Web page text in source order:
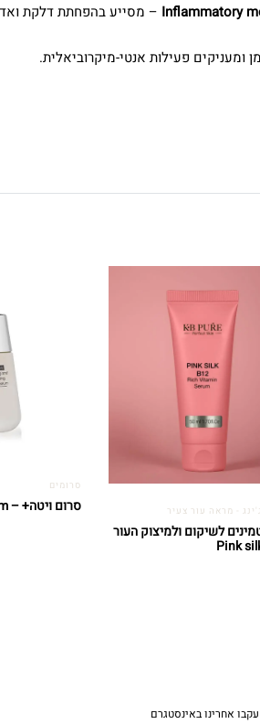
Inflammatory– מסייע בהפחתת דלקת
פעילות אנטי-מיקרוביאלית.
- מראה עור צעיר
לשיקום ולמיצוק העור
סרומים
סרום ויטה+ – Vita+ Serum
עקבו אחרינו באינסטגרם